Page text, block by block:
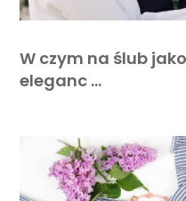
W czym na ślub
eleganc …